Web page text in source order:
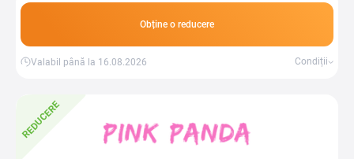
Obține o reducere
Valabil până la 16.08.2026 Condiții
REDUCERE